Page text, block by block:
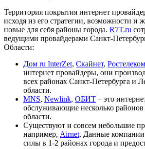
Территория покрытия интернет
исходя из его стратегии, возможности и
новые для себя районы города. R7T.ru
ведущими провайдерами Санкт-
Области:
Дом ru InterZet, Скайнет, Ростелеком
интернет провайдеры, они
всех районах Санкт-Петербурга и
области.
MNS, Newlink, ОБИТ – это
обслуживающие несколько
области.
Существуют и совсем небольшие
например, Airnet. Данные компании
силы в 1-2 районах города и